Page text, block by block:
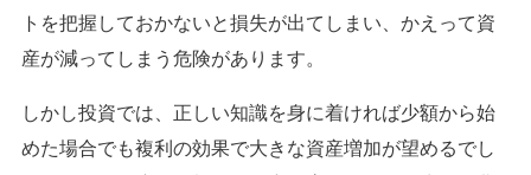
トを把握しておかないと損失が出てしまい、かえって資
産が減ってしまう危険があります。
しかし投資では、正しい知識を身に着ければ少額から始
めた場合でも複利の効果で大きな資産増加が望めるでし